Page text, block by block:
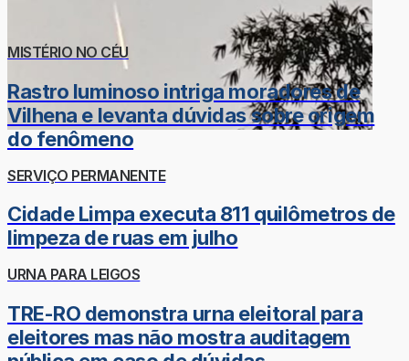
MISTÉRIO NO CÉU
Rastro luminoso intriga moradores de
Vilhena e levanta dúvidas sobre origem
do fenômeno
SERVIÇO PERMANENTE
Cidade Limpa executa 811 quilômetros de
limpeza de ruas em julho
URNA PARA LEIGOS
TRE-RO demonstra urna eleitoral para
eleitores mas não mostra auditagem